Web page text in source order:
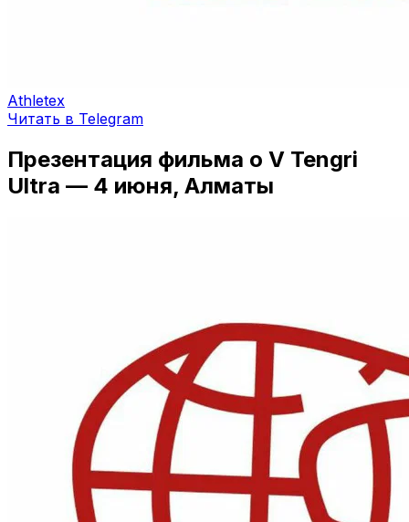
Athletex
Читать в Telegram
Презентация фильма о V Tengri
Ultra — 4 июня, Алматы